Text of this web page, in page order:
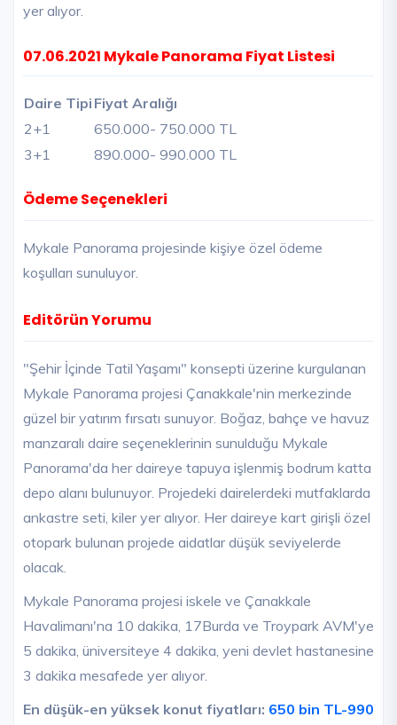
yer alıyor.
07.06.2021 Mykale Panorama Fiyat Listesi
Daire Tipi Fiyat Aralığı
2+1
650.000- 750.000 TL
3+1
890.000- 990.000 TL
Ödeme Seçenekleri
Mykale Panorama projesinde kişiye özel ödeme
koşulları sunuluyor.
Editörün Yorumu
"Şehir İçinde Tatil Yaşamı" konsepti üzerine kurgulanan
Mykale Panorama projesi Çanakkale'nin merkezinde
güzel bir yatırım fırsatı sunuyor. Boğaz, bahçe ve havuz
manzaralı daire seçeneklerinin sunulduğu Mykale
Panorama'da her daireye tapuya işlenmiş bodrum katta
depo alanı bulunuyor. Projedeki dairelerdeki mutfaklarda
ankastre seti, kiler yer alıyor. Her daireye kart girişli özel
otopark bulunan projede aidatlar düşük seviyelerde
olacak.
Mykale Panorama projesi iskele ve Çanakkale
Havalimanı'na 10 dakika, 17Burda ve Troypark AVM'ye
5 dakika, üniversiteye 4 dakika, yeni devlet hastanesine
3 dakika mesafede yer alıyor.
En düşük-en yüksek konut fiyatları: 650 bin TL-990